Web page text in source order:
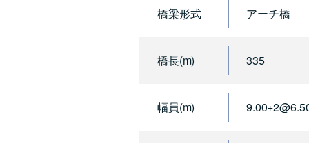
橋梁形式 アーチ橋
橋長(m) 335
幅員(m)